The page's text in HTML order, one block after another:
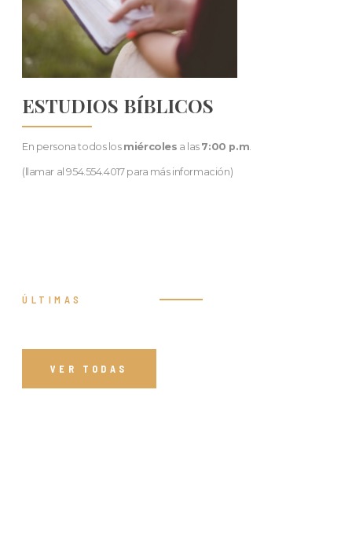
ESTUDIOS BÍBLICOS
En persona todos los miércoles a las 7:00 p.m.
(llamar al 954.554.4017 para más información)
ÚLTIMAS
VER TODAS